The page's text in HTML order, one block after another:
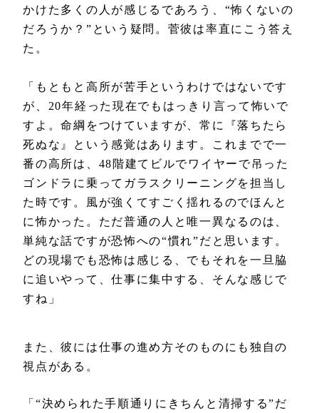
かけた多くの人が感じるであろう、“怖くないの
だろうか？”という疑問。菅彼は率直にこう答え
た。
「もともと高所が苦手というわけではないです
が、20年経った現在でもはっきり言って怖いで
すよ。命綱をつけていますが、常に『落ちたら
死ぬな』という感覚はあります。これまでで一
番の高所は、48階建てビルでワイヤーで吊った
ゴンドラに乗ってガラスクリーニングを担当し
た時です。風が強くてすごく揺れるのでほんと
に怖かった。ただ普通の人と唯一異なるのは、
単純な話ですが恐怖への“慣れ”だと思います。
どの現場でも恐怖は感じる、でもそれを一旦脇
に追いやって、仕事に集中する、そんな感じで
すね」
また、彼には仕事の進め方そのものにも独自の
視点がある。
「“決められた手順通りにきちんと清掃する”だ